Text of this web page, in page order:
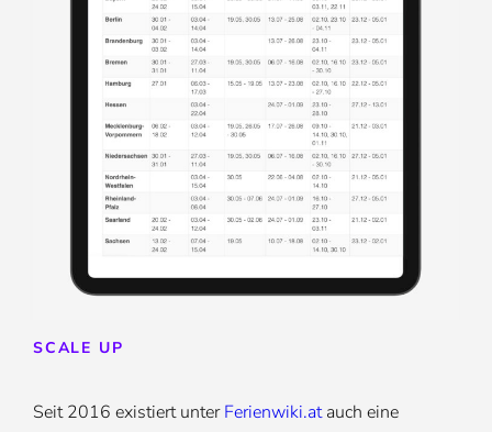
SCALE UP
Seit 2016 existiert unterFerienwiki.atauch eine